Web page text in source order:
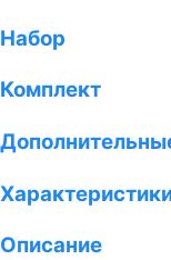
Набор
Комплект
Описание